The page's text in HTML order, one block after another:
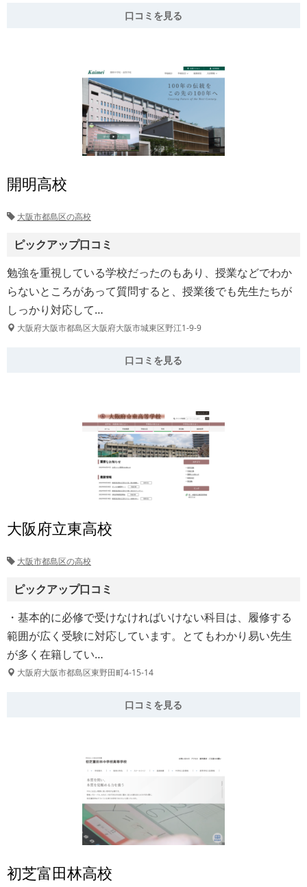
口コミを見る
開明高校
大阪市都島区の高校
ピックアップ口コミ
勉強を重視している学校だったのもあり、授業などでわか
らないところがあって質問すると、授業後でも先生たちが
しっかり対応して…
大阪府大阪市都島区大阪府大阪市城東区野江1-9-9
口コミを見る
大阪府立東高校
大阪市都島区の高校
ピックアップ口コミ
・基本的に必修で受けなければいけない科目は、履修する
範囲が広く受験に対応しています。とてもわかり易い先生
が多く在籍してい…
大阪府大阪市都島区東野田町4-15-14
口コミを見る
初芝富田林高校